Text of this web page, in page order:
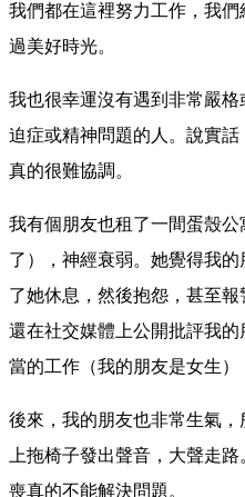
我們都在這裡努力工作，我
過美好時光。
我也很幸運沒有遇到非常嚴
迫症或精神問題的人。說實話
真的很難協調。
我有個朋友也租了一間蛋殼
了），神經衰弱。她覺得我
了她休息，然後抱怨，甚至
還在社交媒體上公開批評我
當的工作（我的朋友是女生）
後來，我的朋友也非常生氣
上拖椅子發出聲音，大聲走
喪真的不能解決問題。